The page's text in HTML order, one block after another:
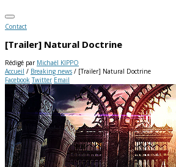
Contact
[Trailer] Natural Doctrine
Rédigé par Michaël KIPPO
Accueil / Breaking news / [Trailer] Natural Doctrine
Facebook Twitter Email